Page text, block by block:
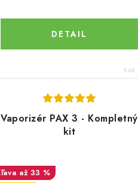
DETAIL
Kód:
Vaporizér PAX 3 - Kompletný
kit
až 33 %